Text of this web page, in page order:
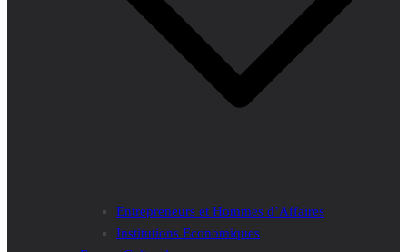
Entrepreneurs et Hommes d’Affaires
Institutions Economiques